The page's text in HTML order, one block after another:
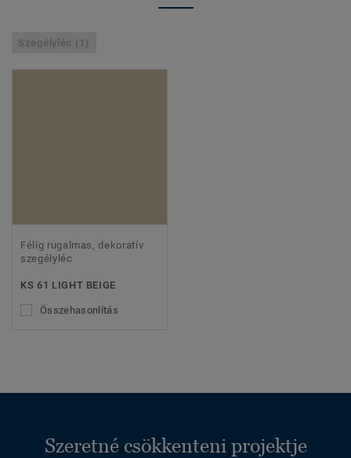
Szegélyléc (1)
Félig rugalmas, dekoratív
szegélyléc
KS 61 LIGHT BEIGE
Összehasonlítás
Szeretné csökkenteni projektje